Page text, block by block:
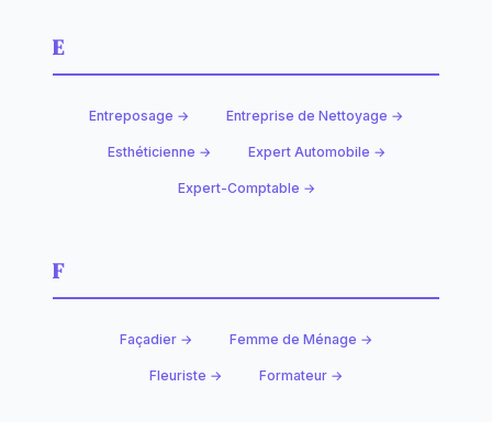
E
Entreposage → Entreprise de Nettoyage →
Esthéticienne → Expert Automobile →
Expert-Comptable →
F
Façadier → Femme de Ménage →
Fleuriste → Formateur →